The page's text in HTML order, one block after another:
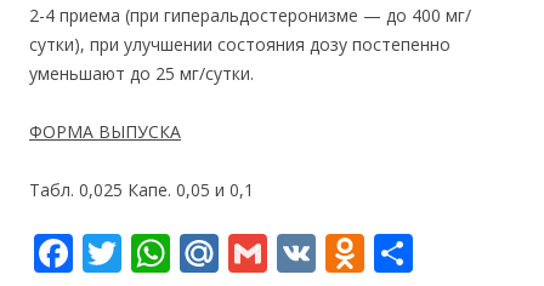
2-4 приема (при гиперальдостеронизме — до 400 мг/
сутки), при улучшении состояния дозу постепенно
уменьшают до 25 мг/сутки.
ФОРМА ВЫПУСКА
Табл. 0,025 Капе. 0,05 и 0,1
F T W M G V O